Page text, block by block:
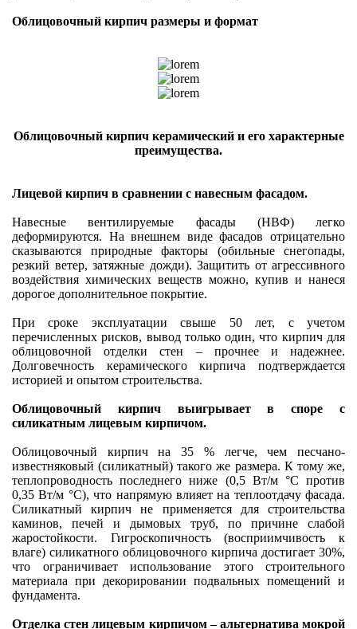
Облицовочный кирпич размеры и формат
Облицовочный кирпич керамический и его характерные
преимущества.
Лицевой кирпич в сравнении с навесным фасадом.
Навесные вентилируемые фасады (НВФ) легко
деформируются. На внешнем виде фасадов отрицательно
сказываются природные факторы (обильные снегопады,
резкий ветер, затяжные дожди). Защитить от агрессивного
воздействия химических веществ можно, купив и нанеся
дорогое дополнительное покрытие.
При сроке эксплуатации свыше 50 лет, с учетом
перечисленных рисков, вывод только один, что кирпич для
облицовочной отделки стен – прочнее и надежнее.
Долговечность керамического кирпича подтверждается
историей и опытом строительства.
Облицовочный кирпич выигрывает в споре с
силикатным лицевым кирпичом.
Облицовочный кирпич на 35 % легче, чем песчано-
известняковый (силикатный) такого же размера. К тому же,
теплопроводность последнего ниже (0,5 Вт/м °C против
0,35 Вт/м °C), что напрямую влияет на теплоотдачу фасада.
Силикатный кирпич не применяется для строительства
каминов, печей и дымовых труб, по причине слабой
жаростойкости. Гигроскопичность (восприимчивость к
влаге) силикатного облицовочного кирпича достигает 30%,
что ограничивает использование этого строительного
материала при декорировании подвальных помещений и
фундамента.
Отделка стен лицевым кирпичом – альтернатива мокрой